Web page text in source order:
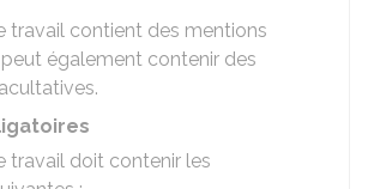
travail contient des mentions
également contenir des
travail doit contenir les